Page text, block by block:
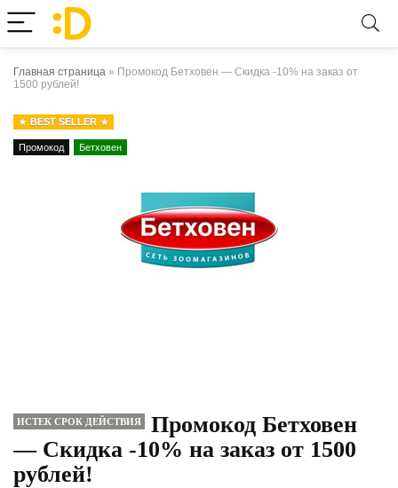
Главная страница » Промокод Бетховен — Скидка -10% на заказ от
1500 рублей!
BEST SELLER
Промокод Бетховен
ИСТЕК СРОК ДЕЙСТВИЯ
Промокод Бетховен
— Скидка -10% на заказ от 1500
рублей!